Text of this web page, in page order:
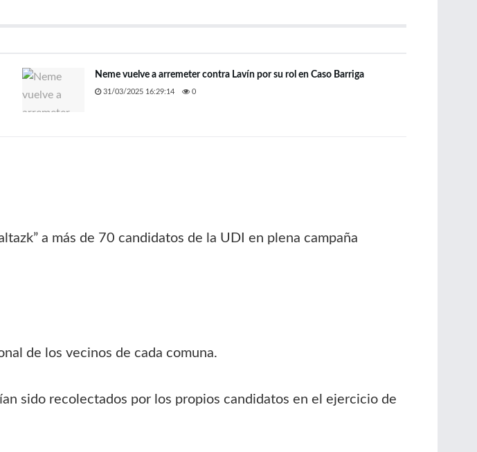
Neme vuelve a arremeter contra Lavín por su rol en Caso Barriga
31/03/2025 16:29:14 0
a más de 70 candidatos de la UDI en plena campaña
de los vecinos de cada comuna.
sido recolectados por los propios candidatos en el ejercicio de